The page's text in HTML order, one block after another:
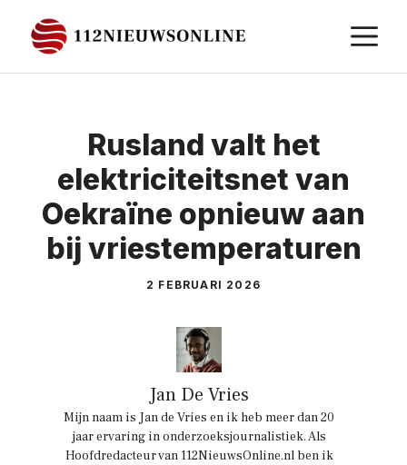
naar
de
Rusland valt het
elektriciteitsnet van
Oekraïne opnieuw aan
bij vriestemperaturen
2 FEBRUARI 2026
Jan De Vries
Mijn naam is Jan de Vries en ik heb meer dan 20
jaar ervaring in onderzoeksjournalistiek. Als
Hoofdredacteur van 112NieuwsOnline.nl ben ik